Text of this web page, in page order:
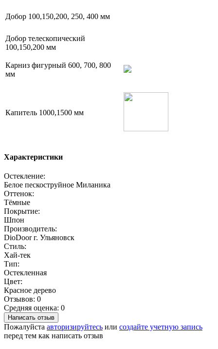
Добор 100,150,200, 250, 400 мм
Добор телескопический
100,150,200 мм
Карниз фигурный 600, 700, 800
мм
Капитель 1000,1500 мм
Характеристики
Остекление:
Белое пескоструйное Миланика
Оттенок:
Тёмные
Покрытие:
Шпон
Производитель:
DioDoor г. Ульяновск
Стиль:
Хай-тек
Тип:
Остекленная
Цвет:
Красное дерево
Отзывов: 0
Средняя оценка: 0
Написать отзыв
Пожалуйста авторизируйтесь или создайте учетную запись
перед тем как написать отзыв